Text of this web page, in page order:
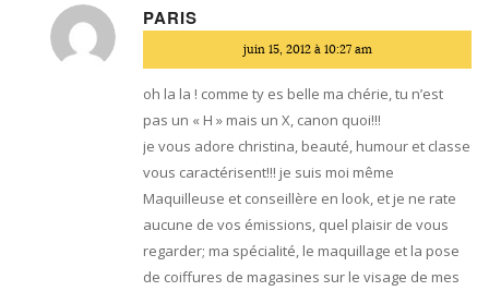
PARIS
:
juin 15, 2012 à 10:27 am
oh la la ! comme ty es belle ma chérie, tu n’est
pas un « H » mais un X, canon quoi!!!
je vous adore christina, beauté, humour et classe
vous caractérisent!!! je suis moi même
Maquilleuse et conseillère en look, et je ne rate
aucune de vos émissions, quel plaisir de vous
regarder; ma spécialité, le maquillage et la pose
de coiffures de magasines sur le visage de mes